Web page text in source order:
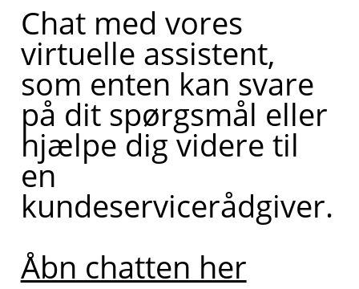
Chat med vores
virtuelle assistent,
som enten kan svare
på dit spørgsmål eller
hjælpe dig videre til
en
kundeservicerådgiver.
Åbn chatten her
i kontakt
med en
af mine
kollegaer,
så du kan
blive
ringet op.